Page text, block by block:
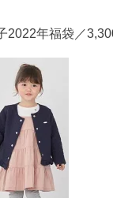
2022年福袋／